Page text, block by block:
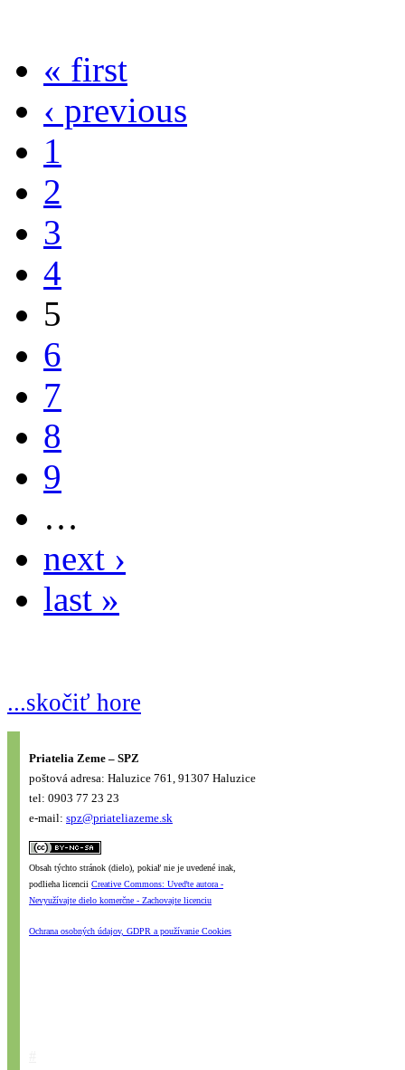
« first
‹ previous
1
2
3
4
5
6
7
8
9
…
next ›
last »
...skočiť hore
Priatelia Zeme – SPZ
poštová adresa: Haluzice 761, 91307 Haluzice
tel: 0903 77 23 23
e-mail: spz@priateliazeme.sk
Obsah týchto stránok (dielo), pokiaľ nie je uvedené inak,
podlieha licencii Creative Commons: Uveďte autora -
Nevyužívajte dielo komerčne - Zachovajte licenciu
Ochrana osobných údajov, GDPR a používanie Cookies